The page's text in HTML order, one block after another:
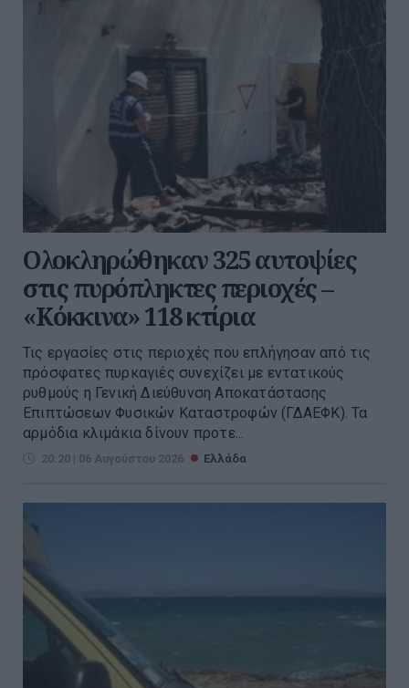
Ολοκληρώθηκαν 325 αυτοψίες
στις πυρόπληκτες περιοχές –
«Κόκκινα» 118 κτίρια
Τις εργασίες στις περιοχές που επλήγησαν από τις
πρόσφατες πυρκαγιές συνεχίζει με εντατικούς
ρυθμούς η Γενική Διεύθυνση Αποκατάστασης
Επιπτώσεων Φυσικών Καταστροφών (ΓΔΑΕΦΚ). Τα
αρμόδια κλιμάκια δίνουν προτε...
20:20 | 06 Αυγούστου 2026 Ελλάδα